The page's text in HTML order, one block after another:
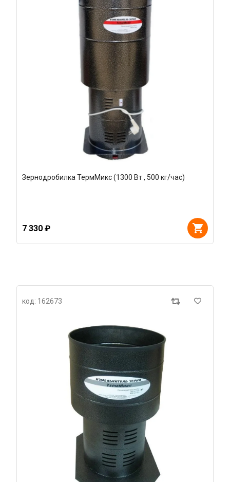
Зернодробилка ТермМикс (1300 Вт , 500 кг/час)
7 330 ₽
код: 162673